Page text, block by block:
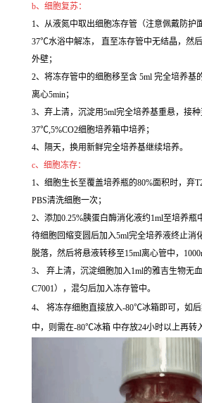
b、细胞复苏：
1、从液氮中取出细胞冻存管（注意佩戴防护
37℃水浴中解冻， 直至冻存管中无结晶，然
外壁；
2、将冻存管中的细胞移至含 5ml 完全培养基
离心5min；
3、弃上清，沉淀用5ml完全培养基重悬，接
37℃,5%CO2细胞培养箱中培养；
4、隔天，换用新鲜完全培养基继续培养。
c、细胞冻存：
1、细胞生长至覆盖培养瓶的80%面积时，弃
PBS清洗细胞一次；
2、添加0.25%胰蛋白酶消化液约1ml至培养瓶
待细胞回缩变圆后加入5ml完全培养液终止消
脱落，然后将悬液转移至15ml离心管中，
3、 弃上清，沉淀细胞加入1ml的雅吉生物无
C7001），混匀后加入冻存管中。
4、 将冻存细胞直接放入-80℃冰箱即可，如
中，则需在-80℃冰箱 中存放24小时以上再转